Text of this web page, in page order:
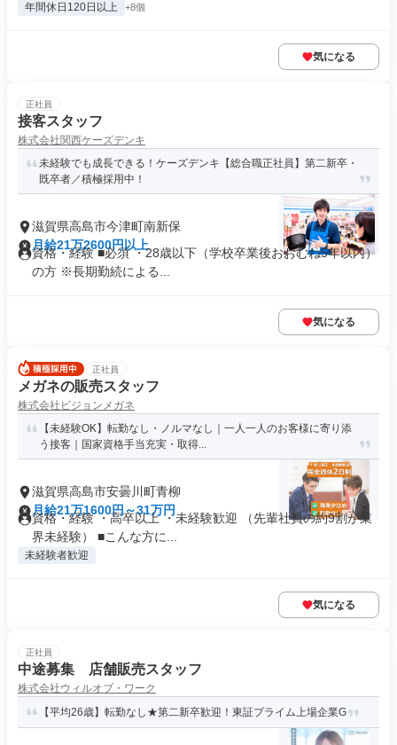
年間休日120日以上 +8個
気になる
正社員
接客スタッフ
株式会社関西ケーズデンキ
未経験でも成長できる！ケーズデンキ【総合職正社員】第二新卒・
既卒者／積極採用中！
滋賀県高島市今津町南新保
月給21万2600円以上
資格・経験 ■必須 ・28歳以下（学校卒業後おおむね5年以内）
の方 ※長期勤続による...
気になる
正社員
メガネの販売スタッフ
株式会社ビジョンメガネ
【未経験OK】転勤なし・ノルマなし｜一人一人のお客様に寄り添
う接客｜国家資格手当充実・取得...
滋賀県高島市安曇川町青柳
月給21万1600円～31万円
資格・経験 ・高卒以上 ・未経験歓迎 （先輩社員の約9割が業
界未経験） ■こんな方に...
未経験者歓迎
気になる
正社員
中途募集 店舗販売スタッフ
株式会社ウィルオブ・ワーク
【平均26歳】転勤なし★第二新卒歓迎！東証プライム上場企業G